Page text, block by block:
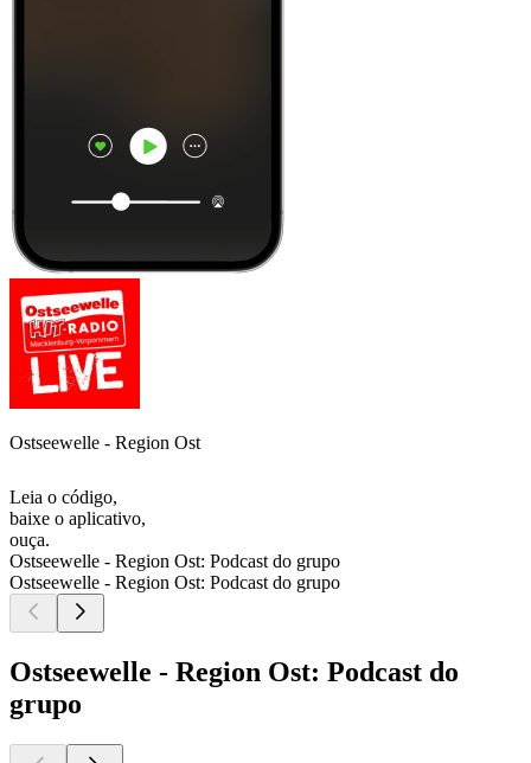
Ostseewelle - Region Ost
Leia o código,
baixe o aplicativo,
ouça.
Ostseewelle - Region Ost: Podcast do grupo
Ostseewelle - Region Ost: Podcast do grupo
Ostseewelle - Region Ost: Podcast do
grupo